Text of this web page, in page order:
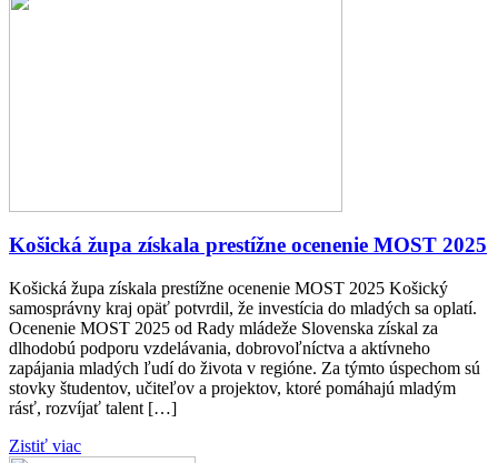
Košická župa získala prestížne ocenenie MOST 2025
Košická župa získala prestížne ocenenie MOST 2025 Košický
samosprávny kraj opäť potvrdil, že investícia do mladých sa oplatí.
Ocenenie MOST 2025 od Rady mládeže Slovenska získal za
dlhodobú podporu vzdelávania, dobrovoľníctva a aktívneho
zapájania mladých ľudí do života v regióne. Za týmto úspechom sú
stovky študentov, učiteľov a projektov, ktoré pomáhajú mladým
rásť, rozvíjať talent […]
Zistiť viac